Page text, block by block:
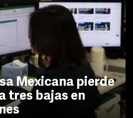
Mexicana pierde
tres bajas en